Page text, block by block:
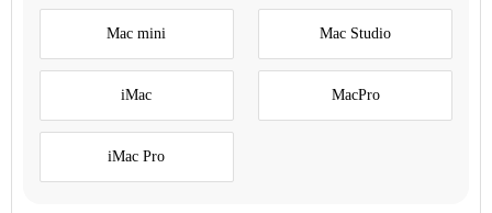
Mac mini Mac Studio
iMac MacPro
iMac Pro